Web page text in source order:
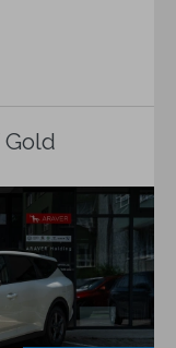
Gold